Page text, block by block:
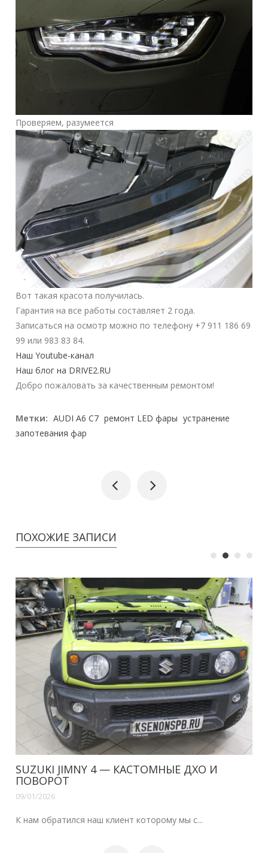
Проверяем, разумеется
Вот такая красота получилась.
Гарантия на все работы составляет 2 года.
Записаться на осмотр можно по телефону +7 911 186 69
99 или 983 83 84.
Наш Youtube-канал
Наш блог на DRIVE2.RU
Добро пожаловать за качественным ремонтом!
Метки: AUDI A6 C7 ремонт LED фары устранение
запотевания фар
ПОХОЖИЕ ЗАПИСИ
VOLVO XC70, S80 — ДХО В ШТАТНЫЕ
09/01/2026